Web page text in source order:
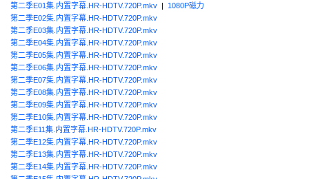
第二季E01集.内置字幕.HR-HDTV.720P.mkv | 1080P磁力
第二季E02集.内置字幕.HR-HDTV.720P.mkv
第二季E03集.内置字幕.HR-HDTV.720P.mkv
第二季E04集.内置字幕.HR-HDTV.720P.mkv
第二季E05集.内置字幕.HR-HDTV.720P.mkv
第二季E06集.内置字幕.HR-HDTV.720P.mkv
第二季E07集.内置字幕.HR-HDTV.720P.mkv
第二季E08集.内置字幕.HR-HDTV.720P.mkv
第二季E09集.内置字幕.HR-HDTV.720P.mkv
第二季E10集.内置字幕.HR-HDTV.720P.mkv
第二季E11集.内置字幕.HR-HDTV.720P.mkv
第二季E12集.内置字幕.HR-HDTV.720P.mkv
第二季E13集.内置字幕.HR-HDTV.720P.mkv
第二季E14集.内置字幕.HR-HDTV.720P.mkv